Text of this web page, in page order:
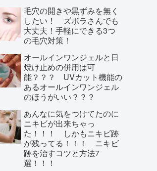
毛穴の開きや黒ずみを無く
したい！ ズボラさんでも
大丈夫！手軽にできる3つ
の毛穴対策！
オールインワンジェルと日
焼け止めの併用は可
能？？？ UVカット機能の
あるオールインワンジェル
のほうがいい？？？
あんなに気をつけてたのに
ニキビが出来ちゃっ
た！！！ しかもニキビ跡
が残ってる！！！ ニキビ
跡を治すコツと方法7
選！！！